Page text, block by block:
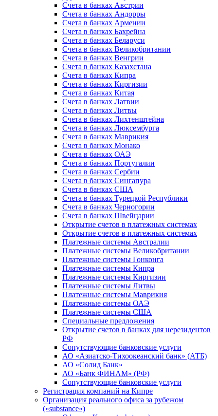
Счета в банках Австрии
Счета в банках Андорры
Счета в банках Армении
Счета в банках Бахрейна
Счета в банках Беларуси
Счета в банках Великобритании
Счета в банках Венгрии
Счета в банках Казахстана
Счета в банках Кипра
Счета в банках Киргизии
Счета в банках Китая
Счета в банках Латвии
Счета в банках Литвы
Счета в банках Лихтенштейна
Счета в банках Люксембурга
Счета в банках Маврикия
Счета в банках Монако
Счета в банках ОАЭ
Счета в банках Португалии
Счета в банках Сербии
Счета в банках Сингапура
Счета в банках США
Счета в банках Турецкой Республики
Счета в банках Черногории
Счета в банках Швейцарии
Открытие счетов в платежных системах
Открытие счетов в платежных системах
Платежные системы Австралии
Платежные системы Великобритании
Платежные системы Гонконга
Платежные системы Кипра
Платежные системы Киргизии
Платежные системы Литвы
Платежные системы Маврикия
Платежные системы ОАЭ
Платежные системы США
Специальные предложения
Открытие счетов в банках для нерезидентов
РФ
Сопутствующие банковские услуги
АО «Азиатско-Тихоокеанский банк» (АТБ)
АО «Солид Банк»
АО «Банк ФИНАМ» (РФ)
Сопутствующие банковские услуги
Регистрация компаний на Кипре
Организация реального офиса за рубежом
(«substance»)